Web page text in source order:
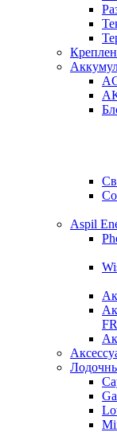
Aspil